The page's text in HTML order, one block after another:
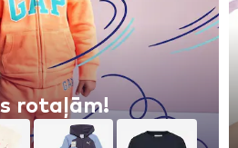
pamatlietas